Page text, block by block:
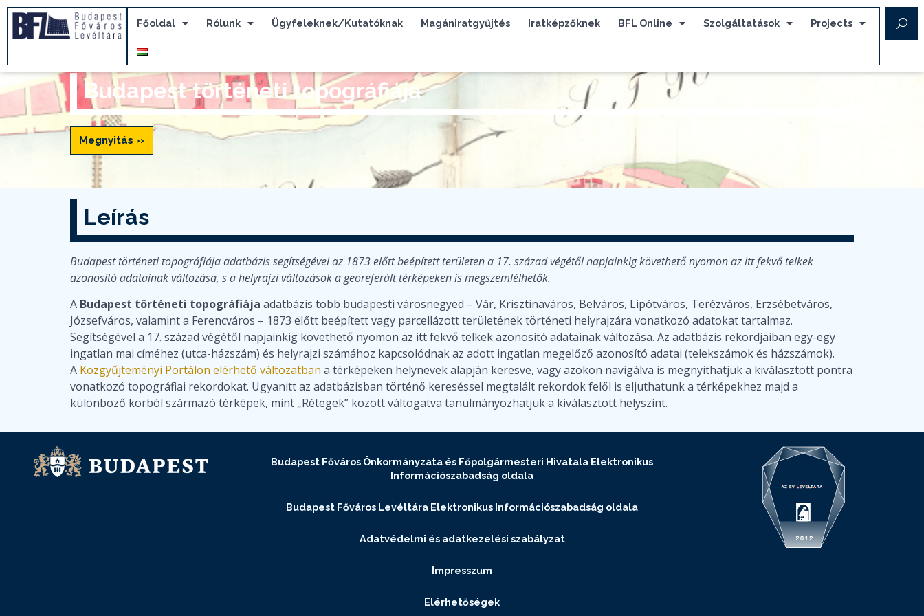
Főoldal Rólunk Ügyfeleknek/Kutatóknak Magániratgyűjtés Iratképzőknek BFL Online Szolgáltatások Projects
Budapest történeti topográfiája
Megnyitás ››
Leírás
Budapest történeti topográfiája adatbázis segítségével az 1873 előtt beépített területen a 17. század végétől napjainkig követhető nyomon az itt fekvő telkek
azonosító adatainak változása, s a helyrajzi változások a georeferált térképeken is megszemlélhetők.
A Budapest történeti topográfiája adatbázis több budapesti városnegyed – Vár, Krisztinaváros, Belváros, Lipótváros, Terézváros, Erzsébetváros,
Józsefváros, valamint a Ferencváros – 1873 előtt beépített vagy parcellázott területének történeti helyrajzára vonatkozó adatokat tartalmaz.
Segítségével a 17. század végétől napjainkig követhető nyomon az itt fekvő telkek azonosító adatainak változása. Az adatbázis rekordjaiban egy-egy
ingatlan mai címéhez (utca-házszám) és helyrajzi számához kapcsolódnak az adott ingatlan megelőző azonosító adatai (telekszámok és házszámok).
A Közgyűjteményi Portálon elérhető változatban a térképeken helynevek alapján keresve, vagy azokon navigálva is megnyithatjuk a kiválasztott pontra
vonatkozó topográfiai rekordokat. Ugyanitt az adatbázisban történő kereséssel megtalált rekordok felől is eljuthatunk a térképekhez majd a
különböző korból származó térképek, mint „Rétegek” között váltogatva tanulmányozhatjuk a kiválasztott helyszínt.
Budapest Főváros Önkormányzata és Főpolgármesteri Hivatala Elektronikus
Információszabadság oldala
Budapest Főváros Levéltára Elektronikus Információszabadság oldala
Adatvédelmi és adatkezelési szabályzat
Impresszum
Elérhetőségek